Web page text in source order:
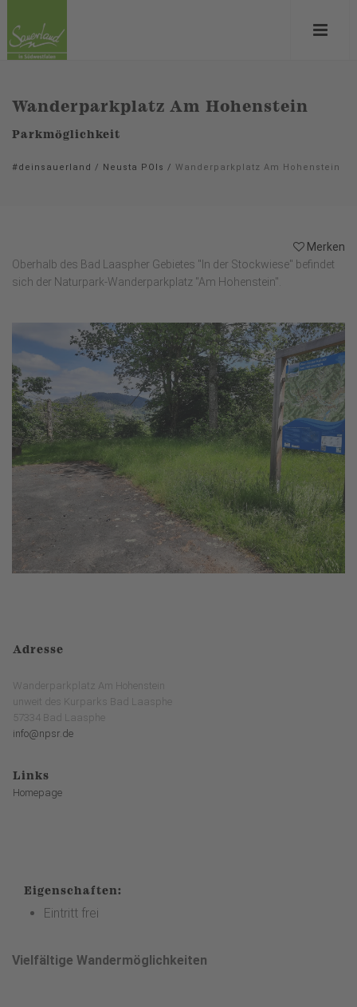
Wanderparkplatz Am Hohenstein
Parkmöglichkeit
#deinsauerland / Neusta POIs / Wanderparkplatz Am Hohenstein
Merken
Oberhalb des Bad Laaspher Gebietes "In der Stockwiese" befindet
sich der Naturpark-Wanderparkplatz "Am Hohenstein".
Adresse
Wanderparkplatz Am Hohenstein
unweit des Kurparks Bad Laasphe
57334 Bad Laasphe
info@npsr.de
Links
Homepage
Eigenschaften:
Eintritt frei
Vielfältige Wandermöglichkeiten